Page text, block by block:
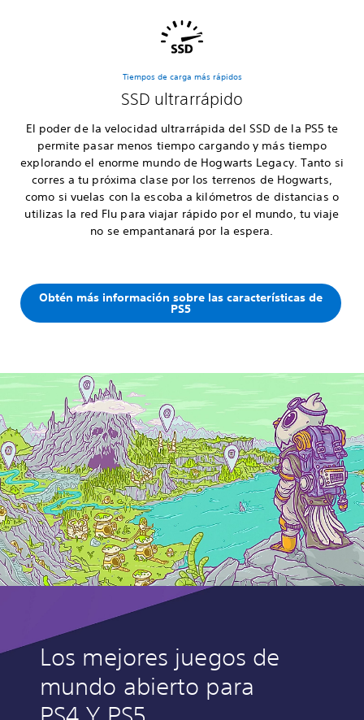
Tiempos de carga más rápidos
SSD ultrarrápido
El poder de la velocidad ultrarrápida del SSD de la PS5 te
permite pasar menos tiempo cargando y más tiempo
explorando el enorme mundo de Hogwarts Legacy. Tanto si
corres a tu próxima clase por los terrenos de Hogwarts,
como si vuelas con la escoba a kilómetros de distancias o
utilizas la red Flu para viajar rápido por el mundo, tu viaje
no se empantanará por la espera.
Obtén más información sobre las características de
PS5
Los mejores juegos de
mundo abierto para